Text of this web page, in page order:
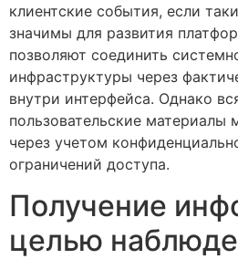
клиентские события, если
значимы для развития
позволяют соединить
инфраструктуры через
внутри интерфейса. Однако
пользовательские материалы
через учетом
ограничений доступа.
Получение
целью